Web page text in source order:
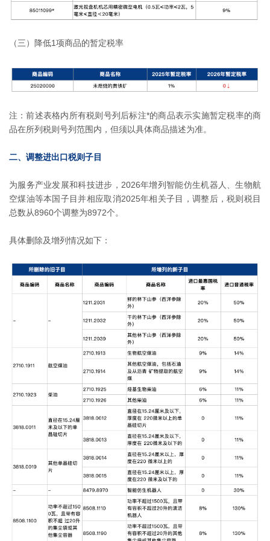
（三）降低1项商品的暂定税率
注：前述表格内所有税则号列后标注*的商品表示实施暂定税率的商
品在所列税则号列范围内，但须以具体商品描述为准。
二、调整进出口税则子目
为服务产业发展和科技进步，2026年增列智能仿生机器人、生物航
空煤油等本国子目并相应取消2025年相关子目，调整后，税则税目
总数从8960个调整为8972个。
具体删除及增列情况如下：